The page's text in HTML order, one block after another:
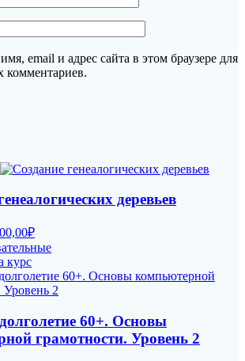
email и адрес сайта в этом браузере для
деревьев
₽Текущая
цена:
курс
60+. Основы
грамотности. Уровень 2